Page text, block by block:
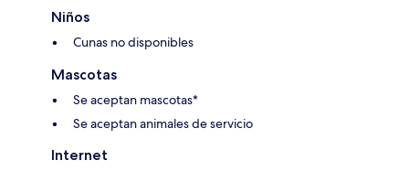
Niños
Cunas no disponibles
Mascotas
Se aceptan mascotas*
Se aceptan animales de servicio
Internet